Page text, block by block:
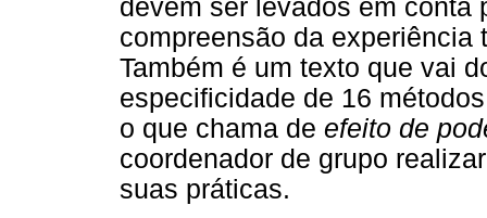
devem ser levados em conta
compreensão da experiência
Também é um texto que vai
especificidade de 16
o que chama de efeito de
coordenador de grupo
suas práticas.